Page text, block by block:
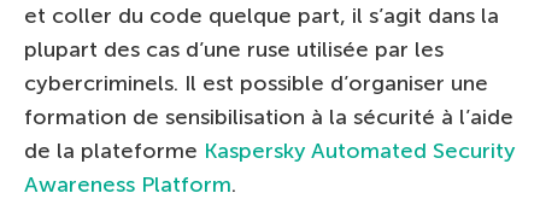
et coller du code quelque part, il s’agit dans la
plupart des cas d’une ruse utilisée par les
cybercriminels. Il est possible d’organiser une
formation de sensibilisation à la sécurité à l’aide
de la plateforme Kaspersky Automated Security
Awareness Platform.